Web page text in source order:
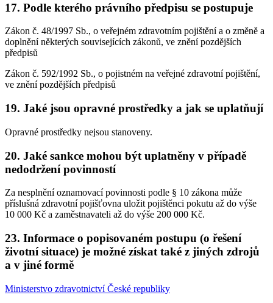
17. Podle kterého právního předpisu se postupuje
Zákon č. 48/1997 Sb., o veřejném zdravotním pojištění a o změně a
doplnění některých souvisejících zákonů, ve znění pozdějších
předpisů
Zákon č. 592/1992 Sb., o pojistném na veřejné zdravotní pojištění,
ve znění pozdějších předpisů
19. Jaké jsou opravné prostředky a jak se uplatňují
Opravné prostředky nejsou stanoveny.
20. Jaké sankce mohou být uplatněny v případě
nedodržení povinností
Za nesplnění oznamovací povinnosti podle § 10 zákona může
příslušná zdravotní pojišťovna uložit pojištěnci pokutu až do výše
10 000 Kč a zaměstnavateli až do výše 200 000 Kč.
23. Informace o popisovaném postupu (o řešení
životní situace) je možné získat také z jiných zdrojů
a v jiné formě
Ministerstvo zdravotnictví České republiky